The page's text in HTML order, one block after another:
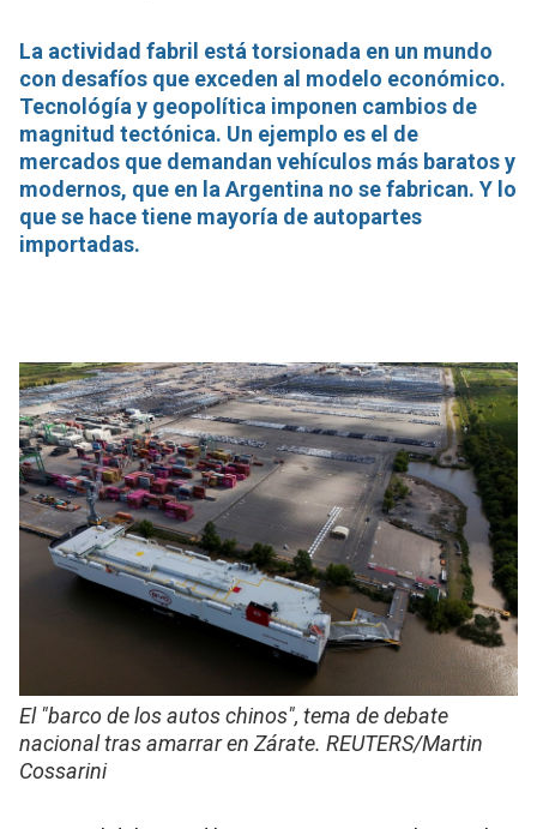
La actividad fabril está torsionada en un mundo
con desafíos que exceden al modelo económico.
Tecnológía y geopolítica imponen cambios de
magnitud tectónica. Un ejemplo es el de
mercados que demandan vehículos más baratos y
modernos, que en la Argentina no se fabrican. Y lo
que se hace tiene mayoría de autopartes
importadas.
El "barco de los autos chinos", tema de debate
nacional tras amarrar en Zárate. REUTERS/Martin
Cossarini